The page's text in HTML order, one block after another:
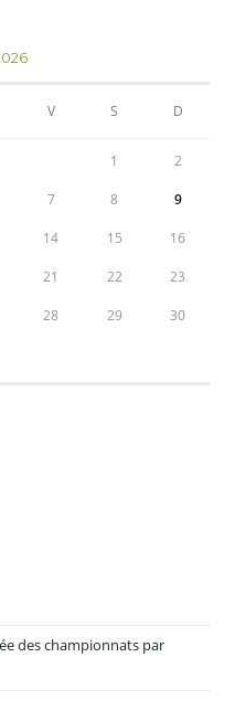
V S D
1 2
7 8 9
14 15 16
21 22 23
28 29 30
des championnats par